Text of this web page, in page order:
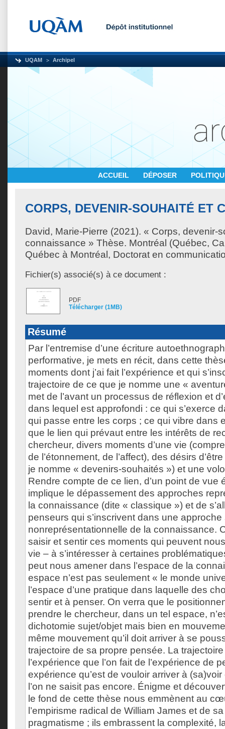
UQAM Archipel
ACCUEIL DÉPOSER
CORPS, DEVENIR-SOUHAITÉ ET
David, Marie-Pierre (2021). « Corps, devenir-
connaissance » Thèse. Montréal (Québec,
Québec à Montréal, Doctorat en
Fichier(s) associé(s) à ce document :
PDF
Télécharger (1MB)
Résumé
Par l’entremise d’une écriture
performative, je mets en récit, dans cette
moments dont j’ai fait l’expérience et qui
trajectoire de ce que je nomme une «
met de l’avant un processus de réflexion et
dans lequel est approfondi : ce qui s’exerce
qui passe entre les corps ; ce qui vibre dans
que le lien qui prévaut entre les intérêts de
chercheur, divers moments d’une vie
de l’étonnement, de l’affect), des désirs
je nomme « devenirs-souhaités ») et une
Rendre compte de ce lien, d’un point de vue
implique le dépassement des approches
la connaissance (dite « classique ») et de
penseurs qui s’inscrivent dans une
nonreprésentationnelle de la connaissance.
saisir et sentir ces moments qui peuvent
vie – à s’intéresser à certaines
peut nous amener dans l’espace de la
espace n’est pas seulement « le monde
l’espace d’une pratique dans laquelle des
sentir et à penser. On verra que le
prendre le chercheur, dans un tel espace,
dichotomie sujet/objet mais bien en
même mouvement qu’il doit arriver à se
trajectoire de sa propre pensée. La
l’expérience que l’on fait de l’expérience de
expérience qu’est de vouloir arriver à
l’on ne saisit pas encore. Énigme et
le fond de cette thèse nous emmènent au
l’empirisme radical de William James et de
pragmatisme ; ils embrassent la complexité,